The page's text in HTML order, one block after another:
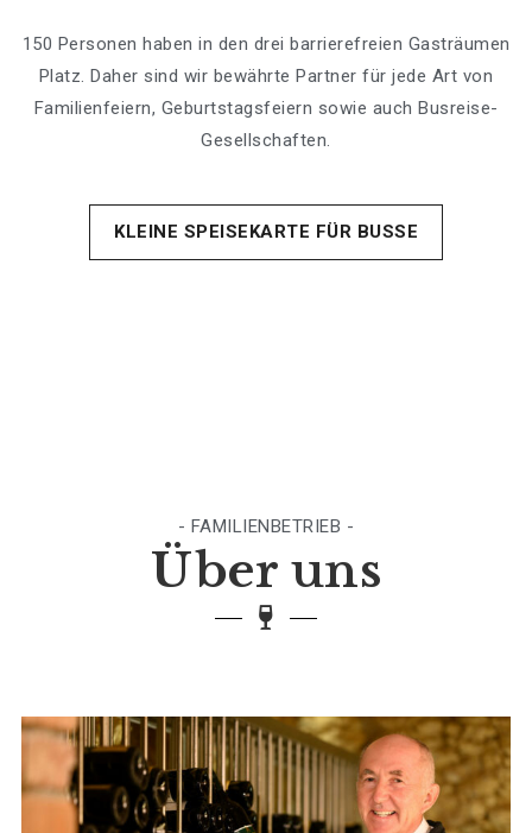
150 Personen haben in den drei barrierefreien Gasträumen
Platz. Daher sind wir bewährte Partner für jede Art von
Familienfeiern, Geburtstagsfeiern sowie auch Busreise-
Gesellschaften.
KLEINE SPEISEKARTE FÜR BUSSE
- FAMILIENBETRIEB -
Über uns